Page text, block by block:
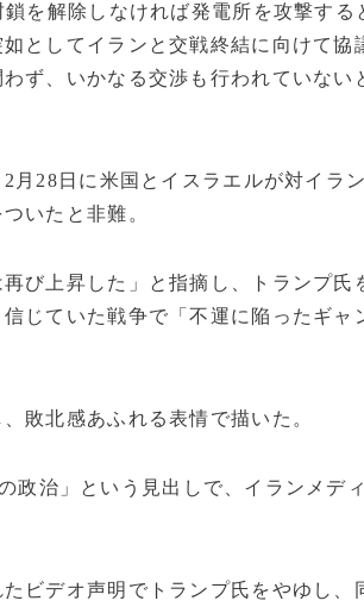
を解除しなければ発電所を攻撃する
としてイランと交戦終結に向けて協
ず、いかなる交渉も行われていない
月28日に米国とイスラエルが対イラ
いたと非難。
び上昇した」と指摘し、トランプ氏
じていた戦争で「不運に陥ったギャ
敗北感あふれる表情で描いた。
政治」という見出しで、イランメデ
ビデオ声明でトランプ氏をやゆし、